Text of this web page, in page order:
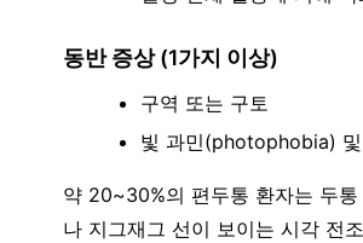
동반 증상 (1가지 이상)
구역 또는 구토
빛 과민(photophobia)
약 20~30%의 편두통 환자는 두
나 지그재그 선이 보이는 시각 전